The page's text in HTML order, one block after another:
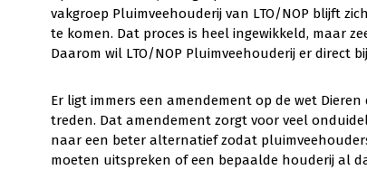
vakgroep Pluimveehouderij van LTO/NOP blijft
te komen. Dat proces is heel ingewikkeld, maar
Daarom wil LTO/NOP Pluimveehouderij er direct
Er ligt immers een amendement op de wet
treden. Dat amendement zorgt voor veel
naar een beter alternatief zodat
moeten uitspreken of een bepaalde houderij al